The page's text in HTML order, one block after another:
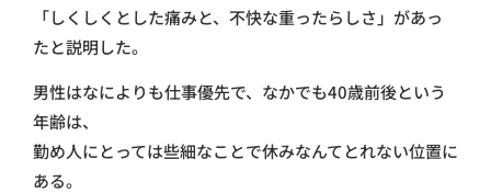
「しくしくとした痛みと、不快な重ったらしさ」があっ
たと説明した。
男性はなによりも仕事優先で、なかでも40歳前後という
年齢は、
勤め人にとっては些細なことで休みなんてとれない位置に
ある。